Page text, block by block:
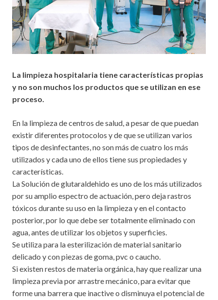
La limpieza hospitalaria tiene características propias
y no son muchos los productos que se utilizan en ese
proceso.
En la limpieza de centros de salud, a pesar de que puedan
existir diferentes protocolos y de que se utilizan varios
tipos de desinfectantes, no son más de cuatro los más
utilizados y cada uno de ellos tiene sus propiedades y
características.
La Solución de glutaraldehido es uno de los más utilizados
por su amplio espectro de actuación, pero deja rastros
tóxicos durante su uso en la limpieza y en el contacto
posterior, por lo que debe ser totalmente eliminado con
agua, antes de utilizar los objetos y superficies.
Se utiliza para la esterilización de material sanitario
delicado y con piezas de goma, pvc o caucho.
Si existen restos de materia orgánica, hay que realizar una
limpieza previa por arrastre mecánico, para evitar que
forme una barrera que inactive o disminuya el potencial de